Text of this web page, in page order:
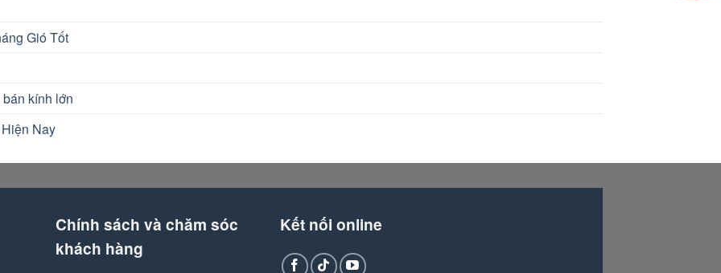
Gió Tốt
kính lớn
Nay
Chính sách và chăm sóc
khách hàng
Kết nối online